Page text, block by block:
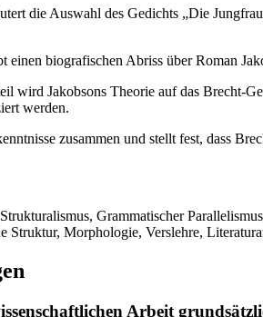
die Auswahl des Gedichts „Die
einen biografischen Abriss über Roman
wird Jakobsons Theorie auf das Brecht-
werden.
zusammen und stellt fest, dass
Grammatischer
Struktur, Morphologie, Verslehre,
Arbeit